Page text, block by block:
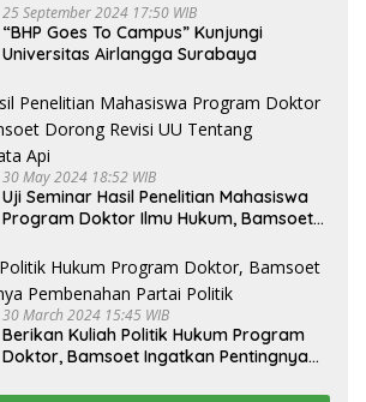
25 September 2024 17:50 WIB
“BHP Goes To Campus” Kunjungi
Universitas Airlangga Surabaya
30 May 2024 18:52 WIB
Uji Seminar Hasil Penelitian Mahasiswa
Program Doktor Ilmu Hukum, Bamsoet
Senjata Api
30 March 2024 15:45 WIB
Berikan Kuliah Politik Hukum Program
Doktor, Bamsoet Ingatkan Pentingnya